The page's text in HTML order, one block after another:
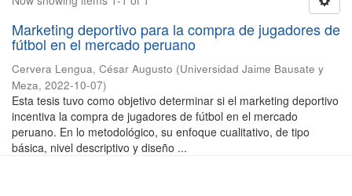
Marketing deportivo para la compra de jugadores de
fútbol en el mercado peruano
Cervera Lengua, César Augusto (Universidad Jaime Bausate y
Meza, 2022-10-07)
Esta tesis tuvo como objetivo determinar si el marketing deportivo
incentiva la compra de jugadores de fútbol en el mercado
peruano. En lo metodológico, su enfoque cualitativo, de tipo
básica, nivel descriptivo y diseño ...